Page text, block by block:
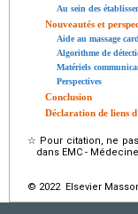
Au sein des
Nouveautés et
Aide au massage
Algorithme de
Matériels
Perspectives
Conclusion
Déclaration de liens
☆ Pour citation, ne
dans EMC -
© 2022 Elsevier